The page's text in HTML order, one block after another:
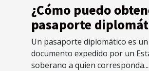
¿Cómo puedo
pasaporte
Un pasaporte diplomático es un
documento expedido por un
soberano a quien corresponda....